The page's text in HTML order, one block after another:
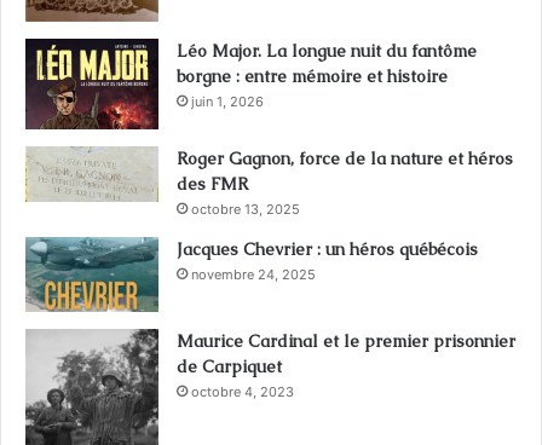
Léo Major. La longue nuit du fantôme
borgne : entre mémoire et histoire
juin 1, 2026
Roger Gagnon, force de la nature et héros
des FMR
octobre 13, 2025
Jacques Chevrier : un héros québécois
novembre 24, 2025
Maurice Cardinal et le premier prisonnier
de Carpiquet
octobre 4, 2023